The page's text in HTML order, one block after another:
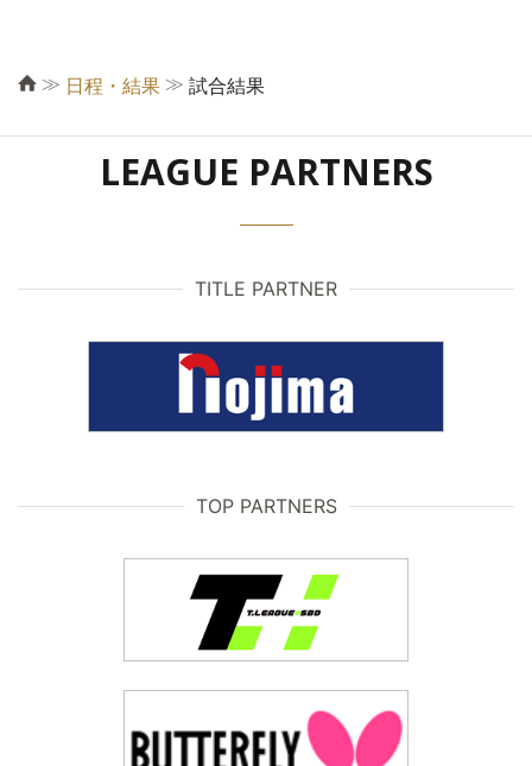
≫ 日程・結果 ≫ 試合結果
LEAGUE PARTNERS
TITLE PARTNER
TOP PARTNERS